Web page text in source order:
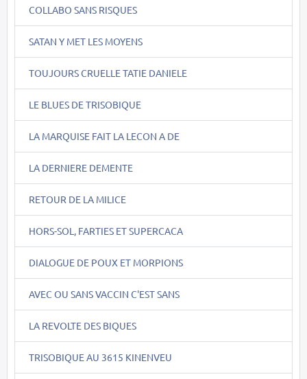
COLLABO SANS RISQUES
SATAN Y MET LES MOYENS
TOUJOURS CRUELLE TATIE DANIELE
LE BLUES DE TRISOBIQUE
LA MARQUISE FAIT LA LECON A DE
LA DERNIERE DEMENTE
RETOUR DE LA MILICE
HORS-SOL, FARTIES ET SUPERCACA
DIALOGUE DE POUX ET MORPIONS
AVEC OU SANS VACCIN C'EST SANS
LA REVOLTE DES BIQUES
TRISOBIQUE AU 3615 KINENVEU